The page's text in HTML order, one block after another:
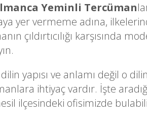
Yeminli Tercüman
yer vermeme adına,
çıldırtıcılığı karşısında
yapısı ve anlamı değil o
ihtiyaç vardır. İşte
ilçesindeki ofisimizde